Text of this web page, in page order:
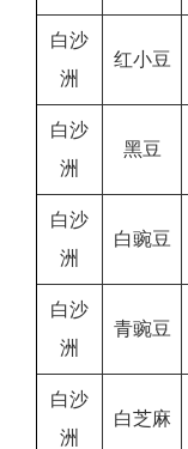
白沙
洲
红小豆
白沙
洲
黑豆
白沙
洲
白豌豆
白沙
洲
青豌豆
白沙
洲
白芝麻